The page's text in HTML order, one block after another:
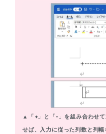
▲「+」と「-」を組み合わせ
せば、入力に従った列数と列